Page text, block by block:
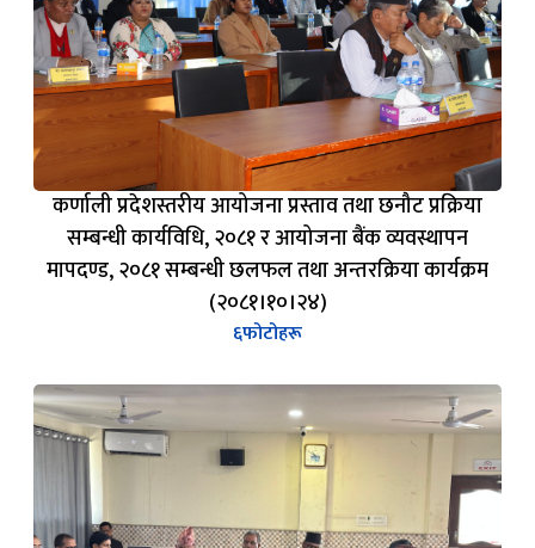
कर्णाली प्रदेशस्तरीय आयोजना प्रस्ताव तथा छनौट प्रक्रिया
सम्बन्धी कार्यविधि, २०८१ र आयोजना बैंक व्यवस्थापन
मापदण्ड, २०८१ सम्बन्धी छलफल तथा अन्तरक्रिया कार्यक्रम
(२०८१।१०।२४)
६फोटोहरू